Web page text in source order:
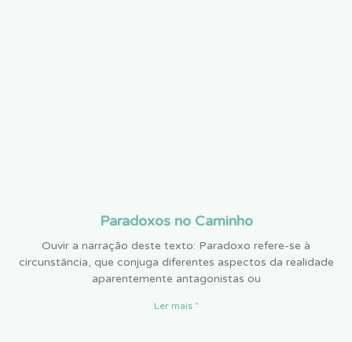
Paradoxos no Caminho
Ouvir a narração deste texto: Paradoxo refere-se à
circunstância, que conjuga diferentes aspectos da realidade
aparentemente antagonistas ou
Ler mais "